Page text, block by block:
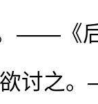
——《
讨之